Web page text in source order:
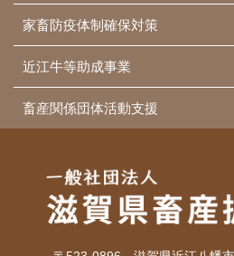
家畜防疫体制確保対策
近江牛等助成事業
畜産関係団体活動支援